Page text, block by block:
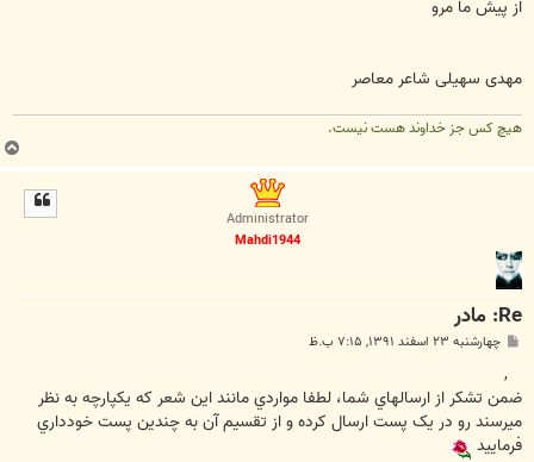
از پیش ما مرو
مهدی سهیلی شاعر معاصر
هیچ کس جز خداوند هست نیست.
Administrator
Mahdi1944
Re: مادر
س
چهارشنبه ۲۳ اسفند ۱۳۹۱, ۷:۱۵ ب.ظ
,
ضمن تشکر از ارسالهاي شما، لطفا مواردي مانند اين شعر که يکپارچه به نظر
ميرسند رو در يک پست ارسال کرده و از تقسيم آن به چندين پست خودداري
فرماييد